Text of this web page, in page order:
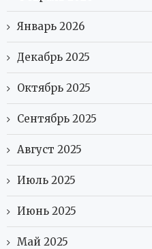
Январь 2026
Декабрь 2025
Октябрь 2025
Сентябрь 2025
Август 2025
Июль 2025
Июнь 2025
Май 2025